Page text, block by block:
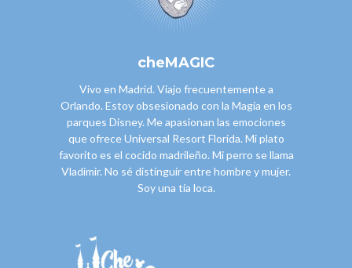
cheMAGIC
Vivo en Madrid. Viajo frecuentemente a
Orlando. Estoy obsesionado con la Magia en los
parques Disney. Me apasionan las emociones
que ofrece Universal Resort Florida. Mi plato
favorito es el cocido madrileño. Mi perro se llama
Vladimir. No sé distinguir entre hombre y mujer.
Soy una tía loca.